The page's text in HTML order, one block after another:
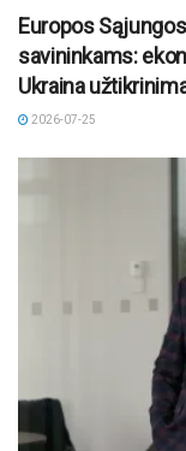
Europos
savininkams:
Ukraina
2026-07-25